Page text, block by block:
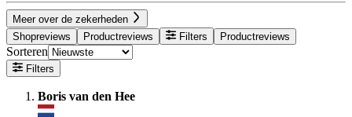
Meer over de zekerheden
Shopreviews
Productreviews Filters Productreviews
Sorteren
Filters
Boris van den Hee